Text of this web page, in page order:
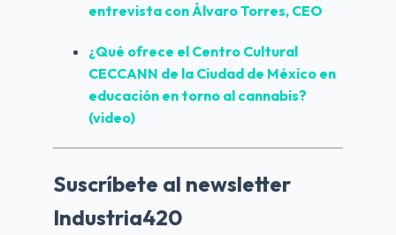
entrevista con Álvaro Torres, CEO
¿Qué ofrece el Centro Cultural
CECCANN de la Ciudad de México en
educación en torno al cannabis?
(video)
Suscríbete al newsletter
Industria420